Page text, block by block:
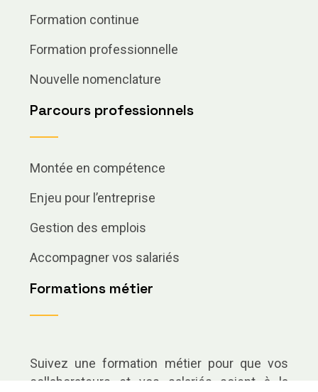
Formation continue
Formation professionnelle
Nouvelle nomenclature
Parcours professionnels
Montée en compétence
Enjeu pour l’entreprise
Gestion des emplois
Accompagner vos salariés
Formations métier
Suivez une formation métier pour que vos
collaborateurs et vos salariés soient à la